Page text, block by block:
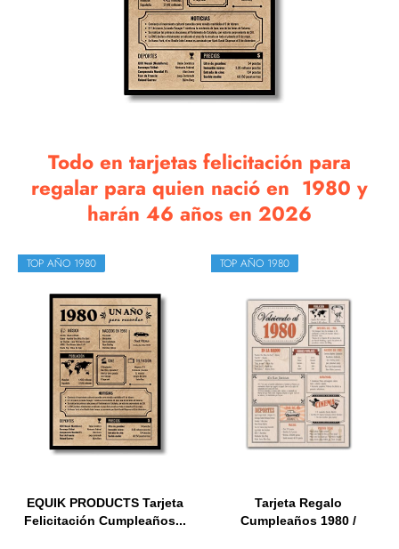
Todo en tarjetas felicitación para
regalar para quien nació en 1980 y
harán 46 años en 2026
TOP AÑO 1980
EQUIK PRODUCTS Tarjeta
Felicitación Cumpleaños...
TOP AÑO 1980
Tarjeta Regalo
Cumpleaños 1980 /